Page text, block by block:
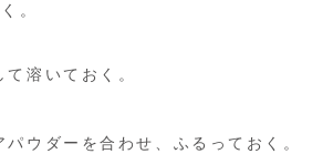
。
溶いておく。
パウダーを合わせ、ふるっておく。